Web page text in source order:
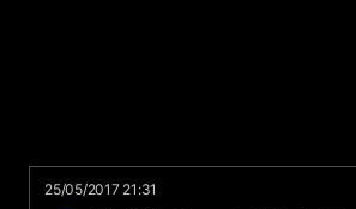
25/05/2017 21:31